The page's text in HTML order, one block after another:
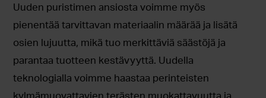
Uuden puristimen ansiosta voimme myös
pienentää tarvittavan materiaalin määrää ja lisätä
osien lujuutta, mikä tuo merkittäviä säästöjä ja
parantaa tuotteen kestävyyttä. Uudella
teknologialla voimme haastaa perinteisten
kylmämuovattavien terästen muokattavuutta ja